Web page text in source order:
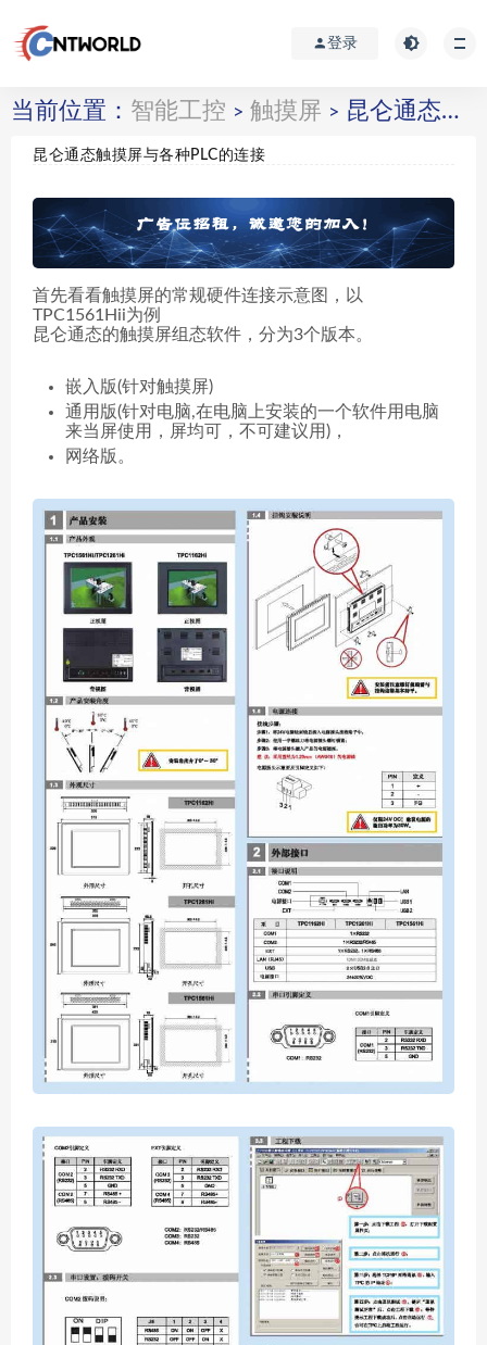
登录
当前位置： 智能工控 > 触摸屏 > 昆仑通态触摸屏与各种PLC的连接
昆仑通态触摸屏与各种PLC的连接
首先看看触摸屏的常规硬件连接示意图，以
TPC1561Hii为例
昆仑通态的触摸屏组态软件，分为3个版本。
嵌入版(针对触摸屏)
通用版(针对电脑,在电脑上安装的一个软件用电脑
来当屏使用，屏均可，不可建议用)，
网络版。